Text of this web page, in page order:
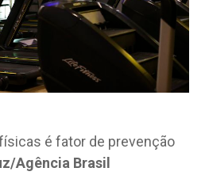
é fator de prevenção
Agência Brasil